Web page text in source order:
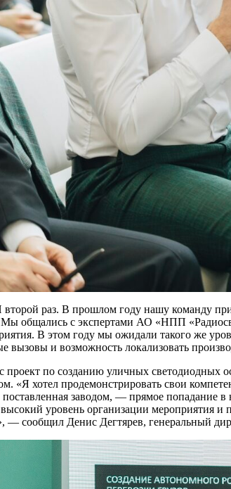
раз. В прошлом году нашу команду
общались с экспертами АО «НПП
В этом году мы ожидали такого же
вызовы и возможность локализовать
по созданию уличных светодиодных
«Я хотел продемонстрировать свои
заводом, — прямое попадание
уровень организации
— сообщил Денис Дегтярев, генеральный